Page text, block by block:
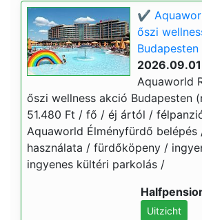
✔️
őszi
Aquaworld
őszi wellness akció Budapesten
51.480 Ft / fő / éj ártól /
Aquaworld Élményfürdő belépés
használata / fürdőköpeny /
ingyenes kültéri parkolás /
Uitzicht